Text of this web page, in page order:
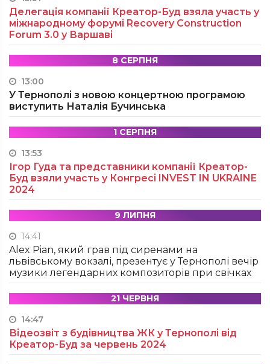
Делегація компанії Креатор-Буд взяла участь у
міжнародному форумі Recovery Construction
Forum 3.0 у Варшаві
8 СЕРПНЯ
13:00
У Тернополі з новою концертною програмою
виступить Наталія Бучинська
1 СЕРПНЯ
13:53
Ігор Гуда та представники компанії Креатор-
Буд взяли участь у Конгресі INVEST IN UKRAINE
2024
9 ЛИПНЯ
14:41
Alex Pian, який грав під сиренами на
львівському вокзалі, презентує у Тернополі вечір
музики легендарних композиторів при свічках
21 ЧЕРВНЯ
14:47
Відеозвіт з будівництва ЖК у Тернополі від
Креатор-Буд за червень 2024